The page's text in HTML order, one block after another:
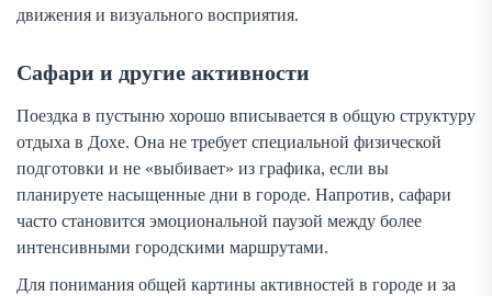
движения и визуального восприятия.
Сафари и другие активности
Поездка в пустыню хорошо вписывается в общую структуру
отдыха в Дохе. Она не требует специальной физической
подготовки и не «выбивает» из графика, если вы
планируете насыщенные дни в городе. Напротив, сафари
часто становится эмоциональной паузой между более
интенсивными городскими маршрутами.
Для понимания общей картины активностей в городе и за